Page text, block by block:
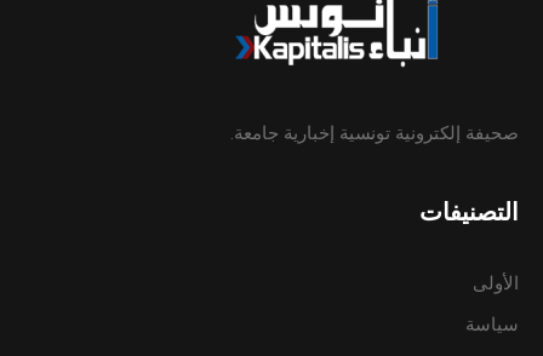
صحيفة إلكترونية تونسية إخبارية جامعة.
التصنيفات
الأولى
سياسة